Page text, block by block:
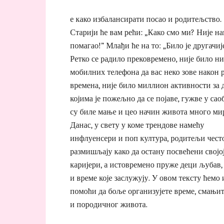
е како избалансирати посао и родитељство.
Старији ће вам рећи: „Како смо ми? Није
помагао!” Млађи ће на то: „Било је
Ретко се радило прековремено, није било ни
мобилних телефона да вас неко зове након
времена, није било миллион активности за
којима је пожељно да се појаве, гужве у
су биле мање и цео начин живота много
Данас, у свету у коме трендове намећу
инфлуенсери и поп култура, родитељи
размишљају како да остану посвећени својој
каријери, а истовремено пруже деци
и време које заслужују. У овом тексту
помоћи да боље организујете време,
и породичног живота.